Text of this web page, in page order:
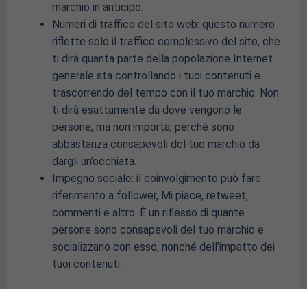
marchio in anticipo.
Numeri di traffico del sito web: questo numero
riflette solo il traffico complessivo del sito, che
ti dirà quanta parte della popolazione Internet
generale sta controllando i tuoi contenuti e
trascorrendo del tempo con il tuo marchio. Non
ti dirà esattamente da dove vengono le
persone, ma non importa, perché sono
abbastanza consapevoli del tuo marchio da
dargli un’occhiata.
Impegno sociale: il coinvolgimento può fare
riferimento a follower, Mi piace, retweet,
commenti e altro. È un riflesso di quante
persone sono consapevoli del tuo marchio e
socializzano con esso, nonché dell’impatto dei
tuoi contenuti.